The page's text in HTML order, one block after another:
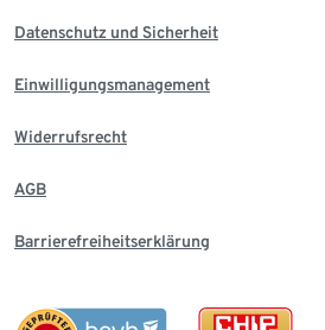
Datenschutz und Sicherheit
Einwilligungsmanagement
Widerrufsrecht
AGB
Barrierefreiheitserklärung